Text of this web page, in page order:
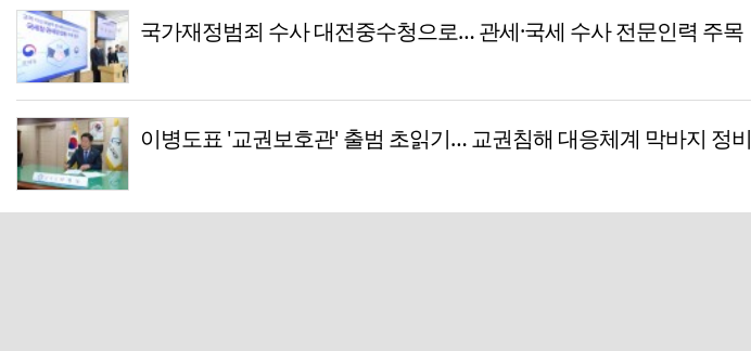
국가재정범죄 수사 대전중수청으로… 관세·국세 수사 전문인력 주목
이병도표 '교권보호관' 출범 초읽기… 교권침해 대응체계 막바지 정비